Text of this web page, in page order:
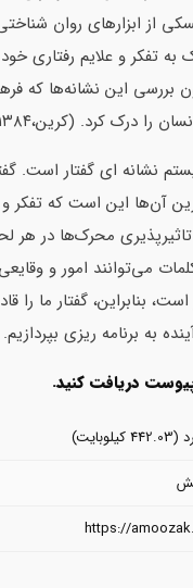
از ابزارهای روان
تفکر و علایم رفتاری
بررسی این نشانه‌ها که
را درک کرد. (کرین،۱۳۸۴)
نشانه ای گفتار است.
آن‌ها این است که تفکر و
محرک‌ها در هر
می‌توانند امور و
بنابراین، گفتار ما را
به برنامه ریزی بپردازیم.
دریافت کنید.
(442.03 کیلوبایت)
https://